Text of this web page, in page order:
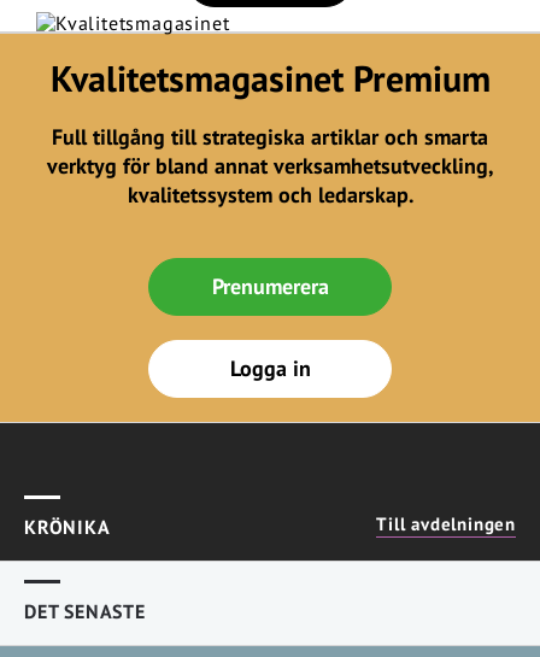
Kvalitetsmagasinet Premium
Full tillgång till strategiska artiklar och smarta
verktyg för bland annat verksamhetsutveckling,
kvalitetssystem och ledarskap.
Prenumerera
Logga in
KRÖNIKA Till avdelningen
DET SENASTE